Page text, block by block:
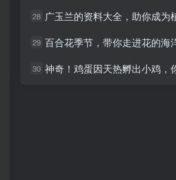
28 广玉兰的资料大全，助你成为
29 百合花季节，带你走进花的海
30 神奇！鸡蛋因天热孵出小鸡，你的孩子
28 广玉兰的资料大全，助你成为
29 百合花季节，带你走进花的海
30 神奇！鸡蛋因天热孵出小鸡，你的孩子